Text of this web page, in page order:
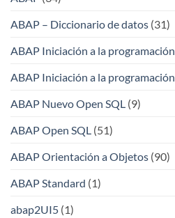
ABAP – Diccionario de datos (31)
ABAP Iniciación a la programación
ABAP Iniciación a la programación
ABAP Nuevo Open SQL (9)
ABAP Open SQL (51)
ABAP Orientación a Objetos (90)
ABAP Standard (1)
abap2UI5 (1)